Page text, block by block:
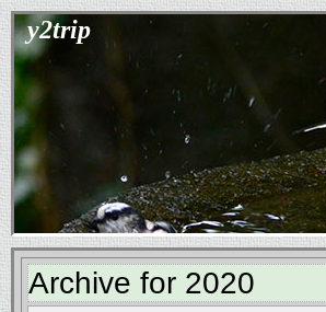
y2trip
Archive for 2020